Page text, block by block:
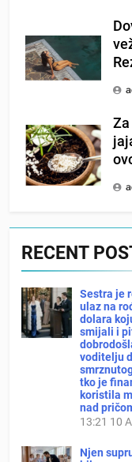
RECENT
Sestra je
ulaz na
dolara
smijali i
voditelju
tko je
koristila
nad
13:21 10
Njen